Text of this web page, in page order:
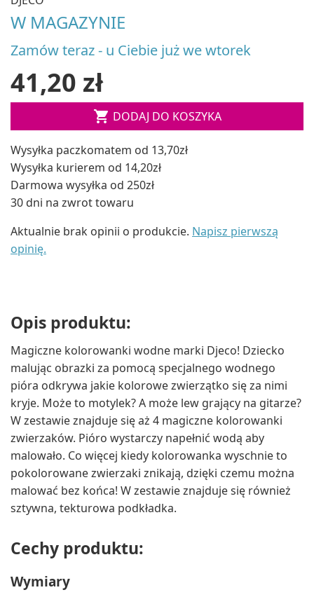
W MAGAZYNIE
Zamów teraz - u Ciebie już we wtorek
41,20 zł
 DODAJ DO KOSZYKA
Wysyłka paczkomatem od 13,70zł
Wysyłka kurierem od 14,20zł
Darmowa wysyłka od 250zł
30 dni na zwrot towaru
Aktualnie brak opinii o produkcie. Napisz pierwszą
opinię.
Opis produktu:
Magiczne kolorowanki wodne marki Djeco! Dziecko
malując obrazki za pomocą specjalnego wodnego
pióra odkrywa jakie kolorowe zwierzątko się za nimi
kryje. Może to motylek? A może lew grający na gitarze?
W zestawie znajduje się aż 4 magiczne kolorowanki
zwierzaków. Pióro wystarczy napełnić wodą aby
malowało. Co więcej kiedy kolorowanka wyschnie to
pokolorowane zwierzaki znikają, dzięki czemu można
malować bez końca! W zestawie znajduje się również
sztywna, tekturowa podkładka.
Cechy produktu:
Wymiary